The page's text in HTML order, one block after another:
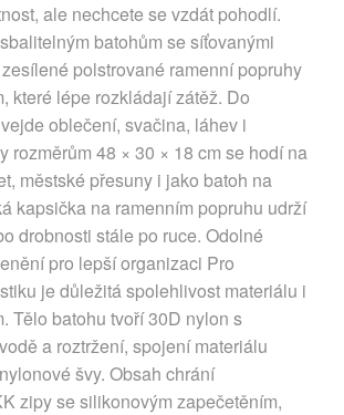
ale nechcete se vzdát pohodlí.
batohům se síťovanými
polstrované ramenní popruhy
které lépe rozkládají zátěž. Do
oblečení, svačina, láhev i
rozměrům 48 × 30 × 18 cm se hodí na
městské přesuny i jako batoh na
kapsička na ramenním popruhu udrží
drobnosti stále po ruce. Odolné
pro lepší organizaci Pro
je důležitá spolehlivost materiálu i
Tělo batohu tvoří 30D nylon s
a roztržení, spojení materiálu
švy. Obsah chrání
zipy se silikonovým zapečetěním,